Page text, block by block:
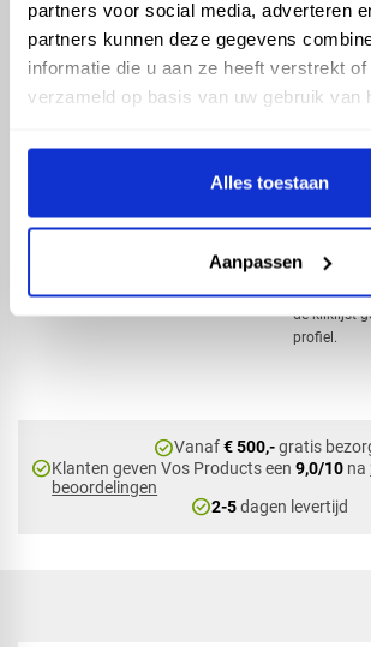
partners voor social media, adverteren
partners kunnen deze gegevens
informatie die u aan ze heeft verstrekt
verzameld op basis van uw gebruik van
Alles toestaan
Aanpassen
6,53
5,40
In
Een kliklijst
werken.
de kliklijst
profiel.
check_circleVanaf€ 500,-gratis
check_circleKlanten geven Vos Products een9,0/10 na
beoordelingen
check_circle2-5dagen levertijd